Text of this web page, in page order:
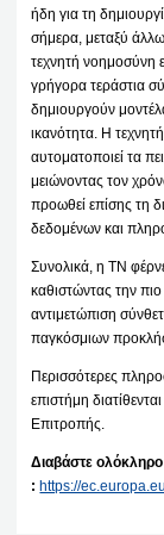
ήδη για τη
σήμερα, μεταξύ
τεχνητή νοημοσύνη
γρήγορα τεράστια
δημιουργούν
ικανότητα. Η
αυτοματοποιεί τα
μειώνοντας τον
προωθεί επίσης τη
δεδομένων και
Συνολικά, η ΤΝ
καθιστώντας την
αντιμετώπιση
παγκόσμιων
Περισσότερες
επιστήμη
Επιτροπής.
Διαβάστε
: https://